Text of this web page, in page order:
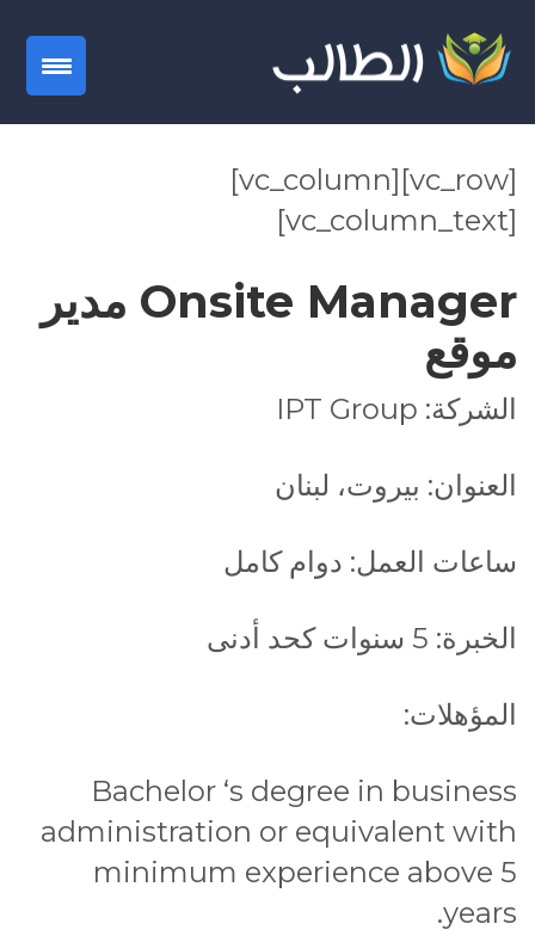
[vc_row][vc_column]
[vc_column_text]
Onsite Manager مدير
موقع
الشركة: IPT Group
العنوان: بيروت، لبنان
ساعات العمل: دوام كامل
الخبرة: 5 سنوات كحد أدنى
المؤهلات:
Bachelor ‘s degree in business
administration or equivalent with
minimum experience above 5
years.